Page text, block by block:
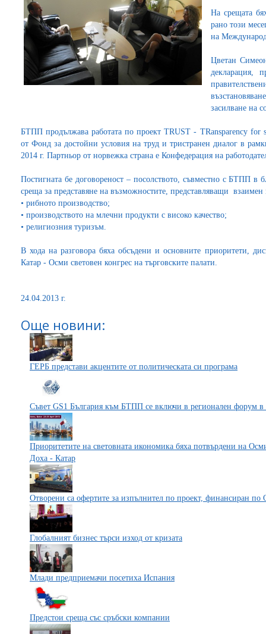
На срещата
рано този
на
Цветан
декларация,
засилване на
БТПП продължава работата по проект TRUST - TRansparency for
от Фонд за достойни условия на труд и тристранен диалог в
2014 г. Партньор от норвежка страна е Конфедерация на
Постигната бе договореност – посолството, съвместно с БТПП в
среща за представяне на възможностите, представляващи
• рибното производство;
• производството на млечни продукти с високо качество;
• религиозния туризъм.
В хода на разговора бяха обсъдени и основните приоритети,
Катар - Осми световен конгрес на търговските палати.
24.04.2013 г.
Още новини:
ГЕРБ представи акцентите от политическата си програма
Съвет GS1 България към БТПП се включи в регионален форум
Приоритетите на световната икономика бяха потвърдени на
Доха - Катар
Отворени са офертите за изпълнител по проект, финансиран
Глобалният бизнес търси изход от кризата
Млади предприемачи посетиха Испания
Предстои среща със сръбски компании